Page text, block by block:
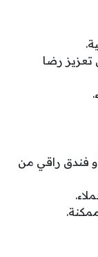
تعزيز رضا
فندق راقي من